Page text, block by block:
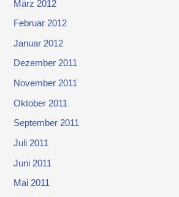
März 2012
Februar 2012
Januar 2012
Dezember 2011
November 2011
Oktober 2011
September 2011
Juli 2011
Juni 2011
Mai 2011